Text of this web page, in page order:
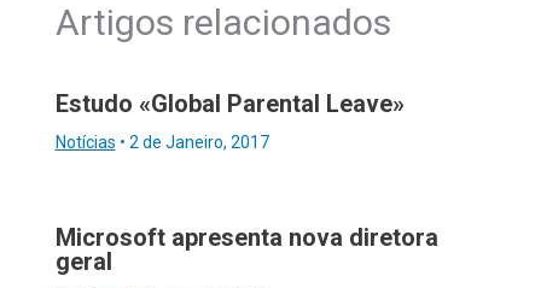
Artigos relacionados
Estudo «Global Parental Leave»
Notícias • 2 de Janeiro, 2017
Microsoft apresenta nova diretora
geral